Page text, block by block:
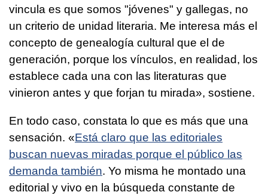
vincula es que somos "jóvenes" y gallegas, no
un criterio de unidad literaria. Me interesa más el
concepto de genealogía cultural que el de
generación, porque los vínculos, en realidad, los
establece cada una con las literaturas que
vinieron antes y que forjan tu mirada», sostiene.
En todo caso, constata lo que es más que una
sensación. «Está claro que las editoriales
buscan nuevas miradas porque el público las
demanda también. Yo misma he montado una
editorial y vivo en la búsqueda constante de